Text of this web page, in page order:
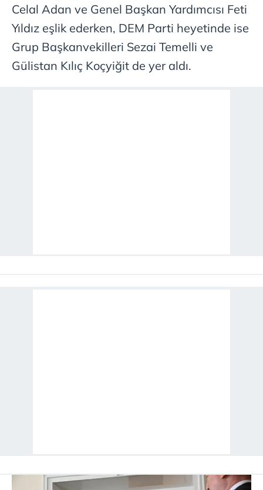
Celal Adan ve Genel Başkan Yardımcısı Feti
Yıldız eşlik ederken, DEM Parti heyetinde ise
Grup Başkanvekilleri Sezai Temelli ve
Gülistan Kılıç Koçyiğit de yer aldı.